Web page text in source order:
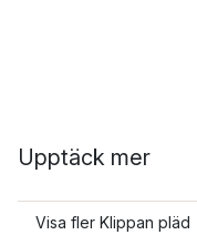
Upptäck mer
Visa fler Klippan pläd